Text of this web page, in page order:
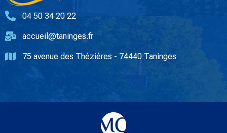
04 50 34 20 22
accueil@taninges.fr
75 avenue des Thézières - 74440 Taninges